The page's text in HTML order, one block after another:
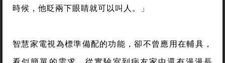
時候，他眨兩下眼睛就可以叫人。」
智慧家電視為標準備配的功能，卻不曾應用在輔具，